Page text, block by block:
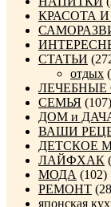
КРАСОТА
СТАТЬИ
отдых
СЕМЬЯ (107)
ДОМ и
ВАШИ
ДЕТСКОЕ
ЛАЙФХАК
МОДА (102)
РЕМОНТ
японская